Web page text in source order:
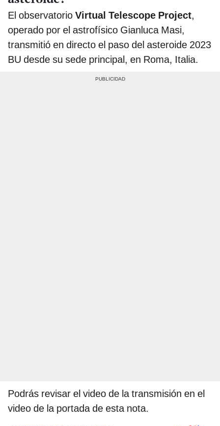
El observatorio Virtual Telescope Project,
operado por el astrofísico Gianluca Masi,
transmitió en directo el paso del asteroide 2023
BU desde su sede principal, en Roma, Italia.
Podrás revisar el video de la transmisión en el
video de la portada de esta nota.